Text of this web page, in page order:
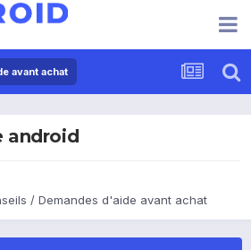
avant achat
android
/ Demandes d'aide avant achat